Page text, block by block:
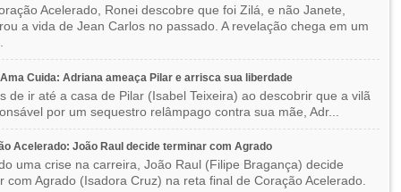
Acelerado, Ronei descobre que foi Zilá, e não Janete,
a vida de Jean Carlos no passado. A revelação chega em um
Cuida: Adriana ameaça Pilar e arrisca sua liberdade
de ir até a casa de Pilar (Isabel Teixeira) ao descobrir que a vilã
por um sequestro relâmpago contra sua mãe, Adr...
Acelerado: João Raul decide terminar com Agrado
uma crise na carreira, João Raul (Filipe Bragança) decide
com Agrado (Isadora Cruz) na reta final de Coração Acelerado.